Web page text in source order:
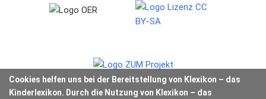
Cookies helfen uns bei der Bereitstellung von Klexikon – das
Kinderlexikon. Durch die Nutzung von Klexikon – das